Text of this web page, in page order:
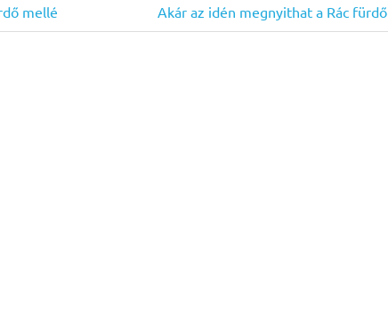
mellé
Next
Post:
Akár az idén megnyithat a Rác fürdő